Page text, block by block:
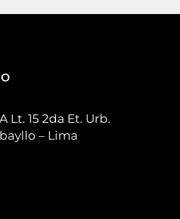
Lt. 15 2da Et. Urb.
– Lima